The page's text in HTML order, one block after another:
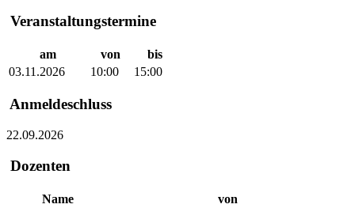
Veranstaltungstermine
am von
bis
03.11.2026
10:00 15:00
Anmeldeschluss
22.09.2026
Dozenten
Name
von